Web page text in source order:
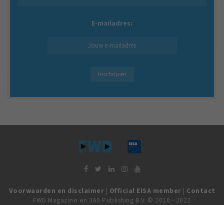
E-mailadres:
Voorwaarden en disclaimer | Official EISA member | Contact
FWD Magazine en 360 Publishing B.V. © 2010 - 2022